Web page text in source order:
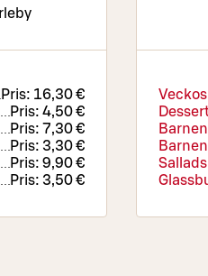
Pris: 16,30 €
Pris: 4,50 €
Pris: 7,30 €
Pris: 3,30 €
Pris: 9,90 €
Pris: 3,50 €